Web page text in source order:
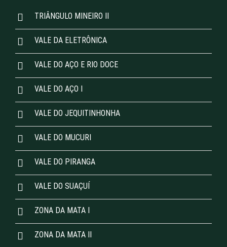
TRIÂNGULO MINEIRO II
VALE DA ELETRÔNICA
VALE DO AÇO E RIO DOCE
VALE DO AÇO I
VALE DO JEQUITINHONHA
VALE DO MUCURI
VALE DO PIRANGA
VALE DO SUAÇUÍ
ZONA DA MATA I
ZONA DA MATA II